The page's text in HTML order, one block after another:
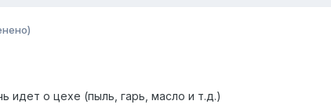
идет о цехе (пыль, гарь, масло и т.д.)